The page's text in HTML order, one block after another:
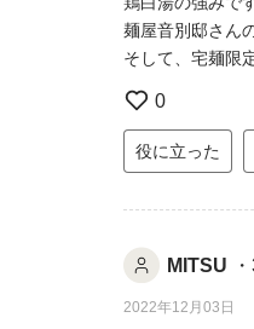
麺屋音別邸さん
そして、宅麺限
0
役に立った
MITSU
2022年12月03日